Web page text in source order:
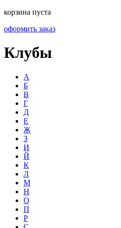
корзина пуста
оформить заказ
Клубы
А
Б
В
Г
Д
Е
Ж
З
И
Й
К
Л
М
Н
О
П
Р